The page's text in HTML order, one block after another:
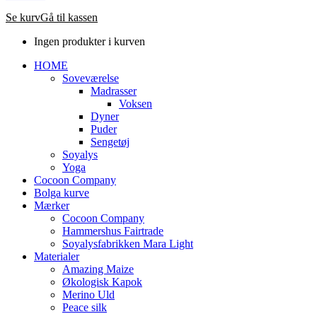
Se kurvGå til kassen
Ingen produkter i kurven
HOME
Soveværelse
Madrasser
Voksen
Dyner
Puder
Sengetøj
Soyalys
Yoga
Cocoon Company
Bolga kurve
Mærker
Cocoon Company
Hammershus Fairtrade
Soyalysfabrikken Mara Light
Materialer
Amazing Maize
Økologisk Kapok
Merino Uld
Peace silk